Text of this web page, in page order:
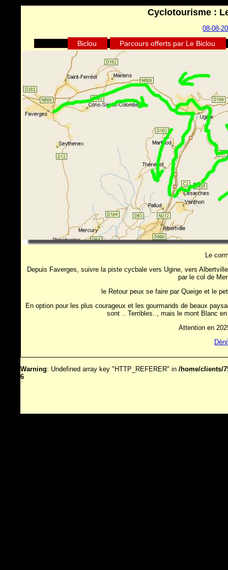
Cyclotourisme :
08-08-
Biclou Parcours offerts par Le Biclou
Le
Depuis Faverges, suivre la piste cycbale vers Ugine, vers
par le col de
le Retour peux se faire par Queige et le
En option pour les plus courageux et les gourmands de beaux
sont .. Terribles.., mais le mont Blanc
Attention en
Warning: Undefined array key "HTTP_REFERER" in /home/clients/
6